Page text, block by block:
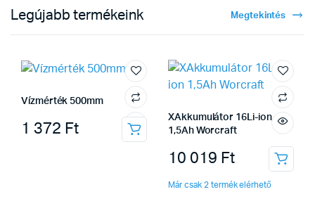
Legújabb termékeink Megtekintés
Vízmérték 500mm
1 372 Ft
XAkkumulátor 16Li-ion
1,5Ah Worcraft
10 019 Ft
Már csak 2 termék elérhető